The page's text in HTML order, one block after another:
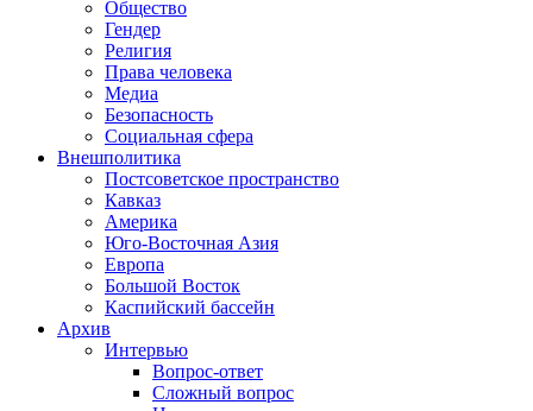
Общество
Гендер
Религия
Права человека
Медиа
Безопасность
Социальная сфера
Внешполитика
Постсоветское пространство
Кавказ
Америка
Юго-Восточная Азия
Европа
Большой Восток
Каспийский бассейн
Архив
Интервью
Вопрос-ответ
Сложный вопрос